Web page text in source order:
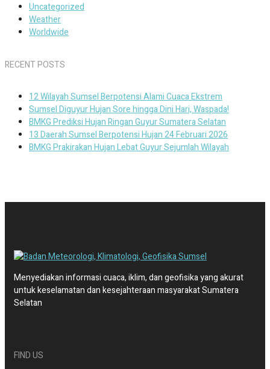
Uncategorized
Weather
Worldwide
RECENT POSTS
12 Wilayah Sumsel Berpotensi Alami Cuaca Ekstrem
Sumsel Diguyur Hujan Sore hingga Dini Hari, Waspada!
BMKG Prediksi Hujan Ringan Guyur Sumatera Selatan
13 Daerah Sumsel Berpotensi Hujan 24 Februari 2026
BMKG Prakirakan Hujan Lebat Guyur Sejumlah Wilayah
Menyediakan informasi cuaca, iklim, dan geofisika yang akurat
untuk keselamatan dan kesejahteraan masyarakat Sumatera
Selatan
FIND US